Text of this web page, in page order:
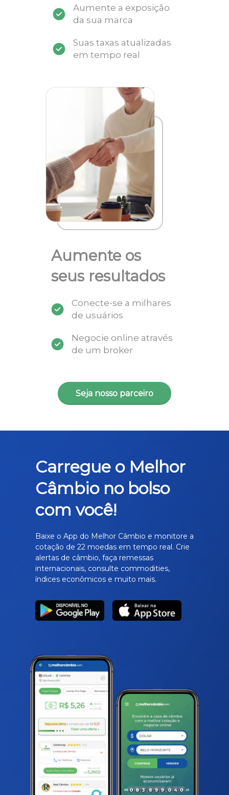
Aumente a exposição
da sua marca
Suas taxas atualizadas
em tempo real
Aumente os
seus resultados
Conecte-se a milhares
de usuários
Negocie online através
de um broker
Seja nosso parceiro
Carregue o Melhor
Câmbio no bolso
com você!
Baixe o App do Melhor Câmbio e monitore a
cotação de 22 moedas em tempo real. Crie
alertas de câmbio, faça remessas
internacionais, consulte commodities,
índices econômicos e muito mais.